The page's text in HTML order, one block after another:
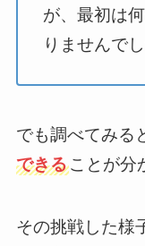
が、最初は
りませんでし
でも調べてみる
できることが分
その挑戦した様